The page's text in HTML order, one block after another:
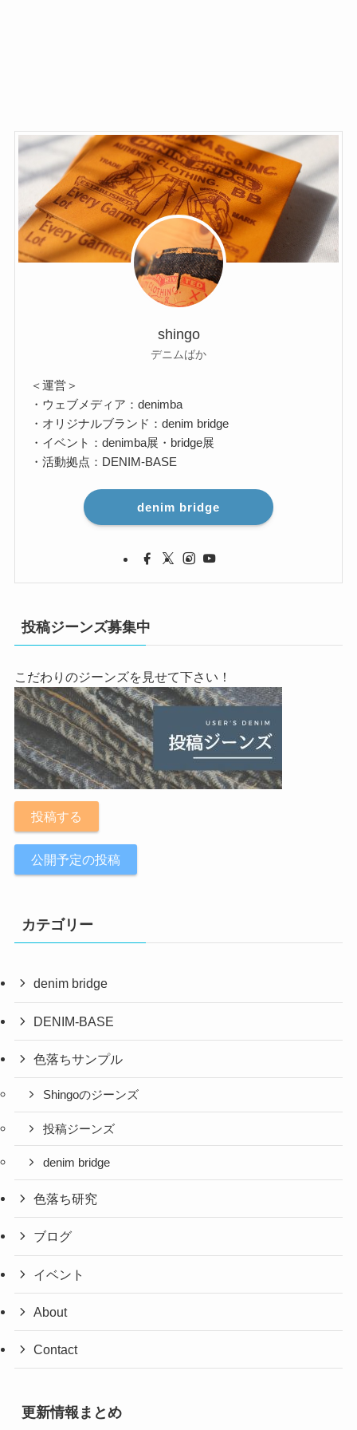
shingo
デニムばか
＜運営＞
・ウェブメディア：denimba
・オリジナルブランド：denim bridge
・イベント：denimba展・bridge展
・活動拠点：DENIM-BASE
denim bridge
投稿ジーンズ募集中
こだわりのジーンズを見せて下さい！
投稿する
公開予定の投稿
カテゴリー
denim bridge
DENIM-BASE
色落ちサンプル
Shingoのジーンズ
投稿ジーンズ
denim bridge
色落ち研究
ブログ
イベント
About
Contact
更新情報まとめ